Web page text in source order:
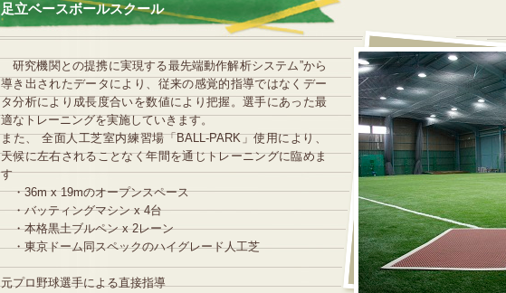
足立ベースボールスクール
研究機関との提携に実現する最先端動作解析システム”から
導き出されたデータにより、従来の感覚的指導ではなくデー
タ分析により成長度合いを数値により把握。選手にあった最
適なトレーニングを実施していきます。
また、 全面人工芝室内練習場「BALL-PARK」使用により、
天候に左右されることなく年間を通じトレーニングに臨めま
す
・36m x 19mのオープンスペース
・バッティングマシン x 4台
・本格黒土ブルペン x 2レーン
・東京ドーム同スペックのハイグレード人工芝
元プロ野球選手による直接指導